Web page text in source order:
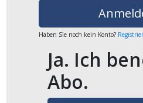
Haben Sie noch kein Konto?
Ja. Ich
Abo.